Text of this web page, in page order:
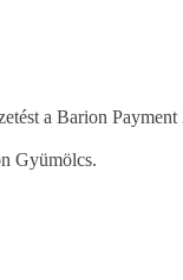
a Barion
Gyümölcs.